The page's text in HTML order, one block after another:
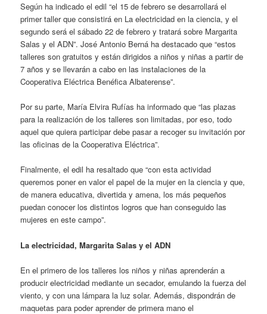
Según ha indicado el edil “el 15 de febrero se desarrollará el
primer taller que consistirá en La electricidad en la ciencia, y el
segundo será el sábado 22 de febrero y tratará sobre Margarita
Salas y el ADN”. José Antonio Berná ha destacado que “estos
talleres son gratuitos y están dirigidos a niños y niñas a partir de
7 años y se llevarán a cabo en las instalaciones de la
Cooperativa Eléctrica Benéfica Albaterense”.
Por su parte, María Elvira Rufías ha informado que “las plazas
para la realización de los talleres son limitadas, por eso, todo
aquel que quiera participar debe pasar a recoger su invitación por
las oficinas de la Cooperativa Eléctrica”.
Finalmente, el edil ha resaltado que “con esta actividad
queremos poner en valor el papel de la mujer en la ciencia y que,
de manera educativa, divertida y amena, los más pequeños
puedan conocer los distintos logros que han conseguido las
mujeres en este campo”.
La electricidad, Margarita Salas y el ADN
En el primero de los talleres los niños y niñas aprenderán a
producir electricidad mediante un secador, emulando la fuerza del
viento, y con una lámpara la luz solar. Además, dispondrán de
maquetas para poder aprender de primera mano el